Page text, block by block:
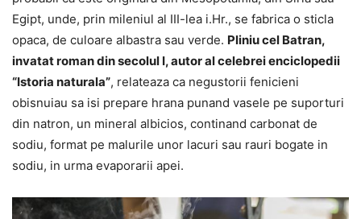
Egipt, unde, prin mileniul al III-lea i.Hr., se fabrica o sticla
opaca, de culoare albastra sau verde. Pliniu cel Batran,
invatat roman din secolul I, autor al celebrei enciclopedii
“Istoria naturala”, relateaza ca negustorii fenicieni
obisnuiau sa isi prepare hrana punand vasele pe suporturi
din natron, un mineral albicios, continand carbonat de
sodiu, format pe malurile unor lacuri sau rauri bogate in
sodiu, in urma evaporarii apei.